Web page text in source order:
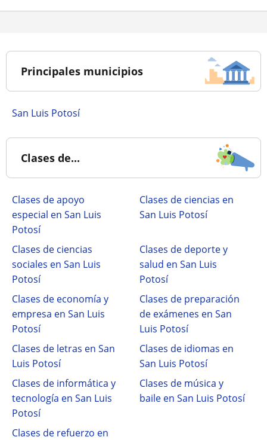
Principales municipios
San Luis Potosí
Clases de...
Clases de apoyo
especial en San Luis
Potosí
Clases de ciencias en
San Luis Potosí
Clases de ciencias
sociales en San Luis
Potosí
Clases de deporte y
salud en San Luis
Potosí
Clases de economía y
empresa en San Luis
Potosí
Clases de preparación
de exámenes en San
Luis Potosí
Clases de letras en San
Luis Potosí
Clases de idiomas en
San Luis Potosí
Clases de informática y
tecnología en San Luis
Potosí
Clases de música y
baile en San Luis Potosí
Clases de refuerzo en